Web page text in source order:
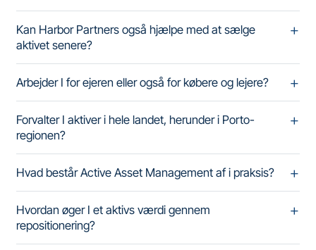
Kan Harbor Partners også hjælpe med at sælge
aktivet senere?
Arbejder I for ejeren eller også for købere og lejere?
Forvalter I aktiver i hele landet, herunder i Porto-
regionen?
Hvad består Active Asset Management af i praksis?
Hvordan øger I et aktivs værdi gennem
repositionering?